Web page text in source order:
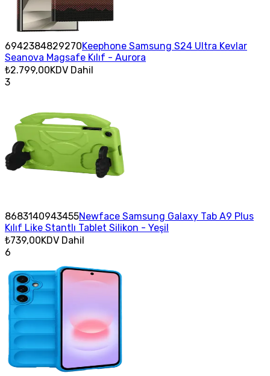
6942384829270Keephone Samsung S24 Ultra Kevlar
Seanova Magsafe Kılıf - Aurora
₺2.799,00KDV Dahil
3
8683140943455Newface Samsung Galaxy Tab A9 Plus
Kılıf Like Stantlı Tablet Silikon - Yeşil
₺739,00KDV Dahil
6